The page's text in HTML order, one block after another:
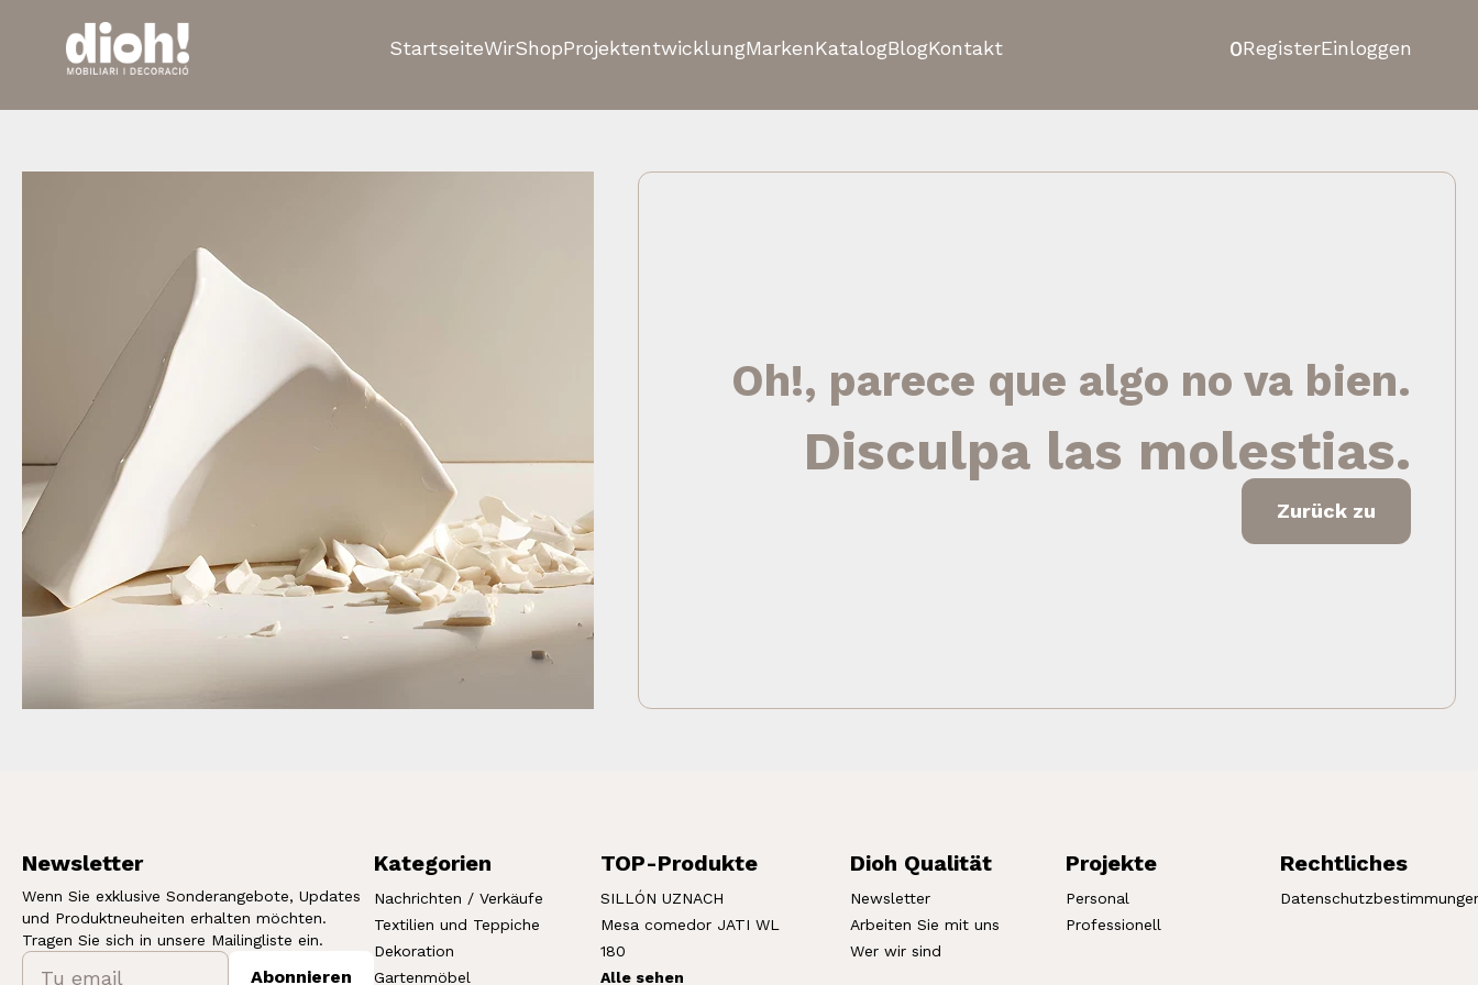
StartseiteWirShopProjektentwicklungMarkenKatalogBlogKontakt 0RegisterEinloggen
Oh!, parece que algo no va bien.
Disculpa las molestias.
Zurück zu
Newsletter
Wenn Sie exklusive Sonderangebote, Updates
und Produktneuheiten erhalten möchten.
Tragen Sie sich in unsere Mailingliste ein.
Abonnieren
Kategorien
Nachrichten / Verkäufe
Textilien und Teppiche
Dekoration
Gartenmöbel
TOP-Produkte
SILLÓN UZNACH
Mesa comedor JATI WL
180
Alle sehen
Dioh Qualität
Newsletter
Arbeiten Sie mit uns
Wer wir sind
Projekte
Personal
Professionell
Rechtliches